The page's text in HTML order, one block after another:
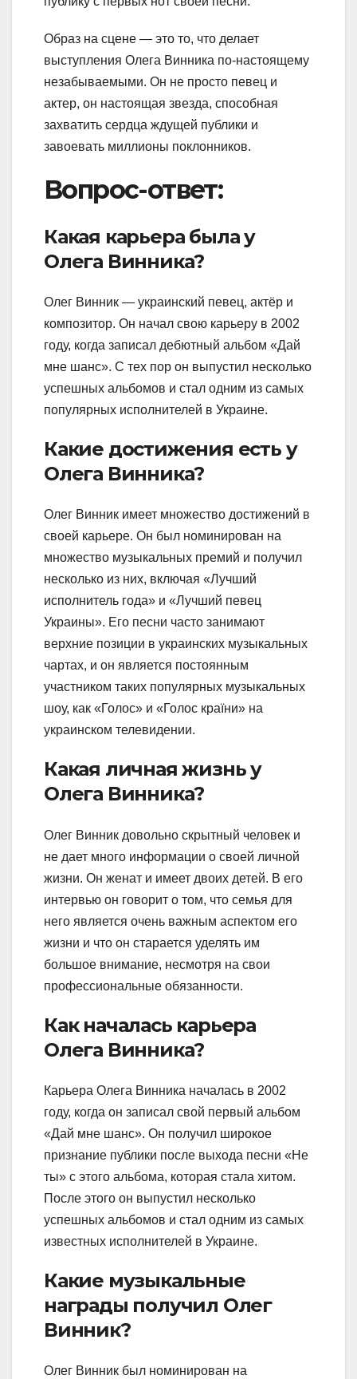
Образ на сцене — это то, что делает
выступления Олега Винника по-настоящему
незабываемыми. Он не просто певец и
актер, он настоящая звезда, способная
захватить сердца ждущей публики и
завоевать миллионы поклонников.
Вопрос-ответ:
Какая карьера была у
Олега Винника?
Олег Винник — украинский певец, актёр и
композитор. Он начал свою карьеру в 2002
году, когда записал дебютный альбом «Дай
мне шанс». С тех пор он выпустил несколько
успешных альбомов и стал одним из самых
популярных исполнителей в Украине.
Какие достижения есть у
Олега Винника?
Олег Винник имеет множество достижений в
своей карьере. Он был номинирован на
множество музыкальных премий и получил
несколько из них, включая «Лучший
исполнитель года» и «Лучший певец
Украины». Его песни часто занимают
верхние позиции в украинских музыкальных
чартах, и он является постоянным
участником таких популярных музыкальных
шоу, как «Голос» и «Голос країни» на
украинском телевидении.
Какая личная жизнь у
Олега Винника?
Олег Винник довольно скрытный человек и
не дает много информации о своей личной
жизни. Он женат и имеет двоих детей. В его
интервью он говорит о том, что семья для
него является очень важным аспектом его
жизни и что он старается уделять им
большое внимание, несмотря на свои
профессиональные обязанности.
Как началась карьера
Олега Винника?
Карьера Олега Винника началась в 2002
году, когда он записал свой первый альбом
«Дай мне шанс». Он получил широкое
признание публики после выхода песни «Не
ты» с этого альбома, которая стала хитом.
После этого он выпустил несколько
успешных альбомов и стал одним из самых
известных исполнителей в Украине.
Какие музыкальные
награды получил Олег
Винник?
Олег Винник был номинирован на